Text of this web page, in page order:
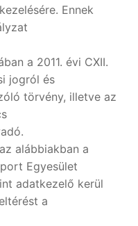
Ennek
a 2011. évi CXII.
jogról és
törvény, illetve az
alábbiakban a
Egyesület
adatkezelő kerül
a